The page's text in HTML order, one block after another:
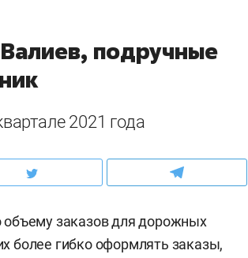
подручные
2021 года
объему заказов для дорожных
более гибко оформлять заказы,